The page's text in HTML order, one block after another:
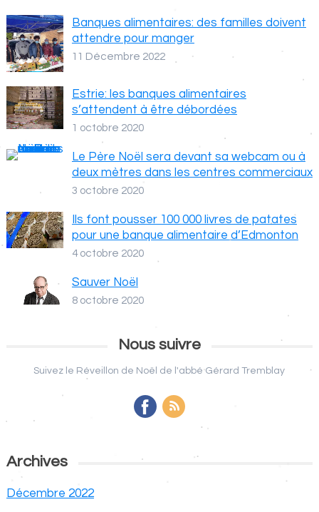
Banques alimentaires: des familles doivent
attendre pour manger
11 Décembre 2022
Estrie: les banques alimentaires
s’attendent à être débordées
1 octobre 2020
Le Père Noël sera devant sa webcam ou à
deux mètres dans les centres commerciaux
3 octobre 2020
Ils font pousser 100 000 livres de patates
pour une banque alimentaire d’Edmonton
4 octobre 2020
Sauver Noël
8 octobre 2020
Nous suivre
Suivez le Réveillon de Noël de l'abbé Gérard Tremblay
Archives
Décembre 2022